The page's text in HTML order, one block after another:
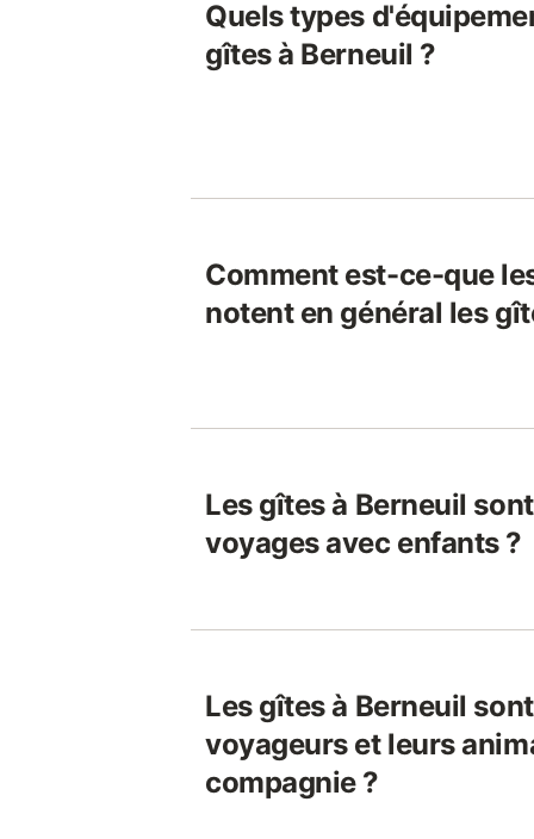
Quels types
gîtes à Berneuil ?
Comment est-ce-que
notent en général les
Les gîtes à Berneuil
voyages avec enfants ?
Les gîtes à Berneuil
voyageurs et leurs
compagnie ?